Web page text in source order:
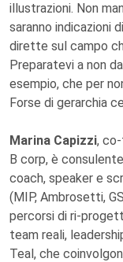
illustrazioni. Non
saranno indicazioni
dirette sul campo
Preparatevi a non
esempio, che per
Forse di gerarchia
Marina Capizzi,
B corp, è
coach, speaker e
(MIP, Ambrosetti,
percorsi di ri-
team reali,
Teal, che